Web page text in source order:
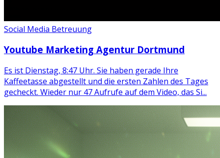
Social Media Betreuung
Youtube Marketing Agentur Dortmund
Es ist Dienstag, 8:47 Uhr. Sie haben gerade Ihre
Kaffeetasse abgestellt und die ersten Zahlen des Tages
gecheckt. Wieder nur 47 Aufrufe auf dem Video, das Si...